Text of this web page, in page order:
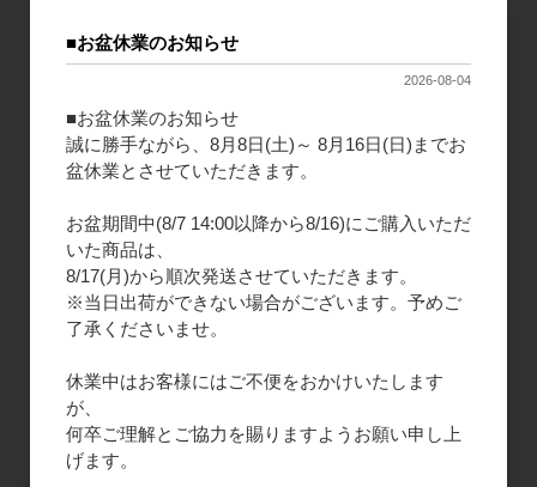
お支払い方法
ご入金後の発送となります。大変お手数ですが、入金後にご連絡
をお願いいたします。
連絡先：fap-resale@fa-products.jp
銀行支店名：GMOあおぞらネット銀行 法人第二営業部
口座番号：普通 1659680
口座名義（カナ）：カ）エフエープロダクツ
2. ご請求書払い
商品と一緒にご請求書を同封いたします。末日締め、翌月末払い
となります。
3. クレジットカード
■お盆休業のお知らせ
2026-08-04
■お盆休業のお知らせ
誠に勝手ながら、8月8日(土)～ 8月16日(日)までお
盆休業とさせていただきます。
お盆期間中(8/7 14:00以降から8/16)にご購入いただ
いた商品は、
8/17(月)から順次発送させていただきます。
※当日出荷ができない場合がございます。予めご
了承くださいませ。
休業中はお客様にはご不便をおかけいたします
が、
何卒ご理解とご協力を賜りますようお願い申し上
げます。